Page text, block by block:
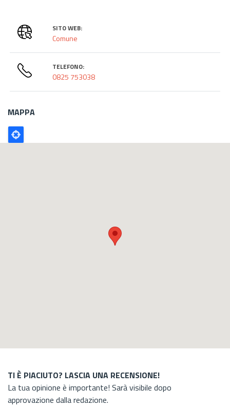
SITO WEB:
Comune
TELEFONO:
0825 753038
MAPPA
Poligono
GEO
TI È PIACIUTO? LASCIA UNA RECENSIONE!
La tua opinione è importante! Sarà visibile dopo
approvazione dalla redazione.